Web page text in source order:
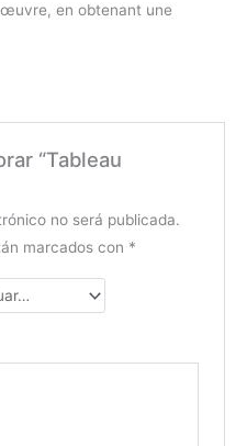
en obtenant une
“Tableau
no será publicada.
marcados con *